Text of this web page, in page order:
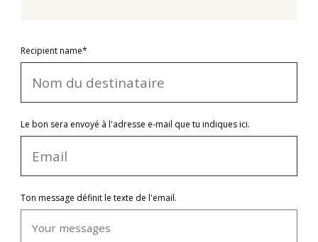
Recipient name*
Le bon sera envoyé à l'adresse e-mail que tu indiques ici.
Ton message définit le texte de l'email.